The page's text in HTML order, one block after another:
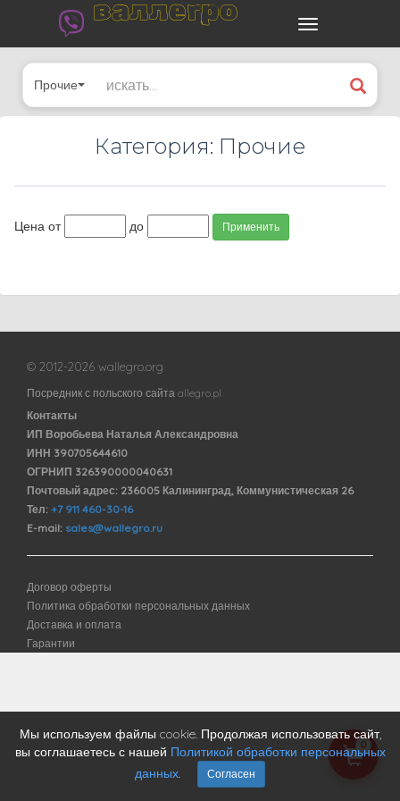
валлегро
Прочие
Категория: Прочие
Цена от до Применить
© 2012-2026 wallegro.org
Посредник с польского сайта allegro.pl
Контакты
ИП Воробьева Наталья Александровна
ИНН 390705644610
ОГРНИП 326390000040631
Почтовый адрес: 236005 Калининград, Коммунистическая 26
Тел: +7 911 460-30-16
E-mail: sales@wallegro.ru
Договор оферты
Политика обработки персональных данных
Доставка и оплата
Гарантии
0
Мы используем файлы cookie. Продолжая использовать сайт,
вы соглашаетесь с нашей Политикой обработки персональных
данных
Согласен